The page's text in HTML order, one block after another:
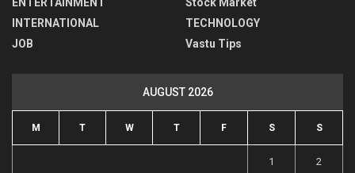
ENTERTAINMENT
INTERNATIONAL
JOB
Stock Market
TECHNOLOGY
Vastu Tips
AUGUST 2026
M T W T F S S
1 2